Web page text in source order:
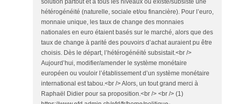
solution partout et à tous les niveaux où existe/subsiste une
hétérogénéité (naturelle, sociale et/ou financière). Pour l’euro,
monnaie unique, les taux de change des monnaies
nationales en euro étaient basés sur le marché, alors que des
taux de change à parité des pouvoirs d’achat auraient pu être
choisis. Dès le départ, l’hétérogénéité subsistait.<br />
Aujourd’hui, modifier/amender le système monétaire
européen ou vouloir l’établissement d’un système monétaire
international est tabou.<br /> Alors, un tout grand merci à
Raphaël Didier pour sa proposition.<br /> <br /> (1)